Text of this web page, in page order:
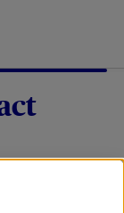
les